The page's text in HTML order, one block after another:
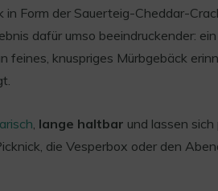
in Form der Sauerteig-Cheddar-
dafür umso beeindruckender: ein
feines, knuspriges Mürbgebäck
, lange haltbar und lassen
die Vesperbox oder den